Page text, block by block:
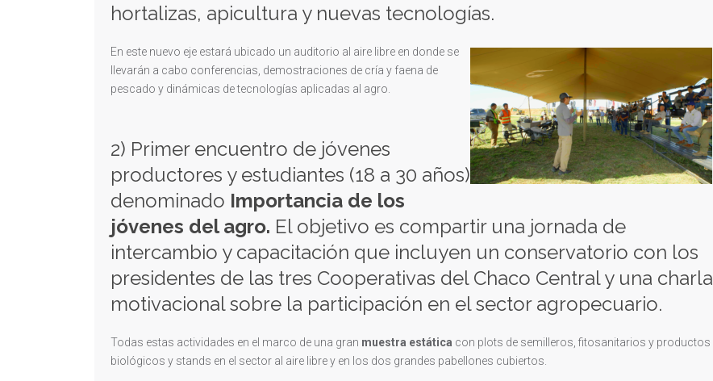
hortalizas, apicultura y nuevas tecnologías.
En este nuevo eje estará ubicado un auditorio al aire libre en donde se
llevarán a cabo conferencias, demostraciones de cría y faena de
pescado y dinámicas de tecnologías aplicadas al agro.
2) Primer encuentro de jóvenes
productores y estudiantes (18 a 30 años)
denominado Importancia de los
jóvenes del agro. El objetivo es compartir una jornada de
intercambio y capacitación que incluyen un conservatorio con los
presidentes de las tres Cooperativas del Chaco Central y una charla
motivacional sobre la participación en el sector agropecuario.
Todas estas actividades en el marco de una gran muestra estática con plots de semilleros, fitosanitarios y productos
biológicos y stands en el sector al aire libre y en los dos grandes pabellones cubiertos.